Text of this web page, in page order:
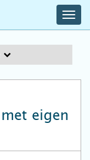
met eigen